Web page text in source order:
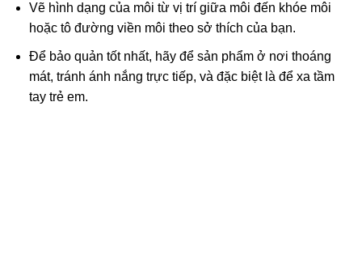
Vẽ hình dạng của môi từ vị trí giữa môi đến khóe môi
hoặc tô đường viền môi theo sở thích của bạn.
Để bảo quản tốt nhất, hãy để sản phẩm ở nơi thoáng
mát, tránh ánh nắng trực tiếp, và đặc biệt là để xa tầm
tay trẻ em.